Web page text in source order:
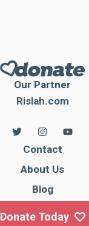
Our Partner
Rislah.com
Contact
About Us
Blog
Donate Today